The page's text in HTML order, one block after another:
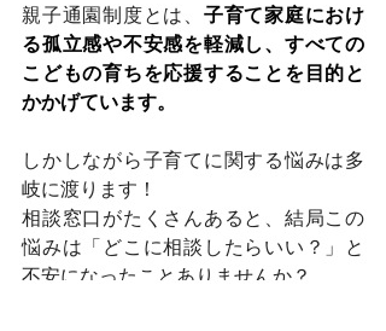
親子通園制度とは、 子育て家庭におけ
る孤立感や不安感を軽減し、すべての
こどもの育ちを応援することを目的と
かかげています。
しかしながら子育てに関する悩みは多
岐に渡ります！
相談窓口がたくさんあると、結局この
悩みは「どこに相談したらいい？」と
不安になったことありませんか？